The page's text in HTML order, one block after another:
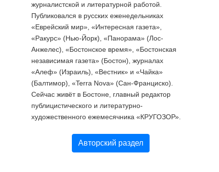
журналистской и литературной работой.
Публиковался в русских еженедельниках
«Еврейский мир», «Интересная газета»,
«Ракурс» (Нью-Йорк), «Панорама» (Лос-
Анжелес), «Бостонское время», «Бостонская
независимая газета» (Бостон), журналах
«Алеф» (Израиль), «Вестник» и «Чайка»
(Балтимор), «Terra Nova» (Сан-Франциско).
Сейчас живёт в Бостоне, главный редактор
публицистического и литературно-
художественного ежемесячника «КРУГОЗОР».
Авторский раздел